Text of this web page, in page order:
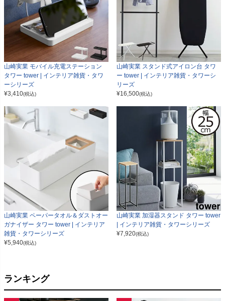
山崎実業 モバイル充電ステーション
タワー tower | インテリア雑貨・タワ
ーシリーズ
¥3,410(税込)
山崎実業 スタンド式アイロン台 タワ
ー tower | インテリア雑貨・タワーシ
リーズ
¥16,500(税込)
山崎実業 ペーパータオル＆ダストオー
ガナイザー タワー tower | インテリア
雑貨・タワーシリーズ
¥5,940(税込)
山崎実業 加湿器スタンド タワー tower
| インテリア雑貨・タワーシリーズ
¥7,920(税込)
ランキング